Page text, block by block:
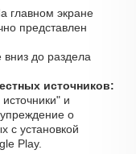
главном экране
представлен
вниз до раздела
источников:
и
о
с установкой
Play.